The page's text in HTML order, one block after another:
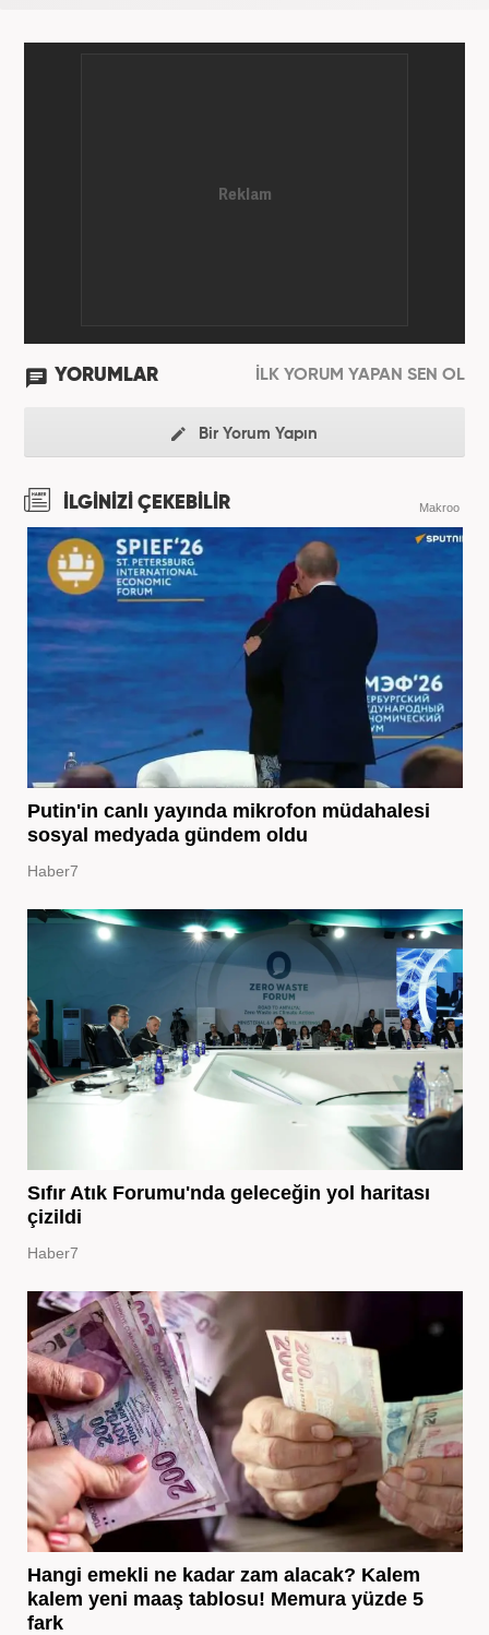
YORUMLAR İLK YORUM YAPAN SEN OL
Bir Yorum Yapın
İLGİNİZİ ÇEKEBİLİR Makroo
Putin'in canlı yayında mikrofon müdahalesi
sosyal medyada gündem oldu
Haber7
Sıfır Atık Forumu'nda geleceğin yol haritası
çizildi
Haber7
Hangi emekli ne kadar zam alacak? Kalem
kalem yeni maaş tablosu! Memura yüzde 5
fark